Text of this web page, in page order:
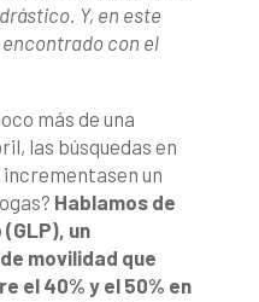
Y, en este
con el
más de una
las búsquedas en
incrementasen un
Hablamos de
un
movilidad que
el 40% y el 50% en